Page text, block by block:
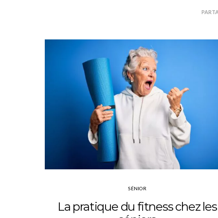
SÉNIOR
La pratique du fitness chez les